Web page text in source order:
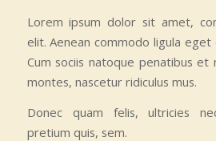
Lorem ipsum dolor sit amet,
elit. Aenean commodo ligula eget
Cum sociis natoque penatibus et
montes, nascetur ridiculus mus.
Donec quam felis, ultricies
pretium quis, sem.